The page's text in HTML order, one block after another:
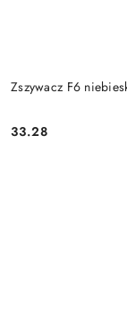
Zszywacz F6
Cena:
33.28